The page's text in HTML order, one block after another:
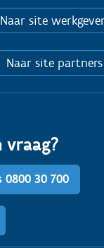
Naar site
Naar site partners
vraag?
0800 30 700